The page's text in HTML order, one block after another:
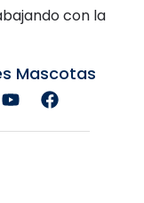
con la
Mascotas